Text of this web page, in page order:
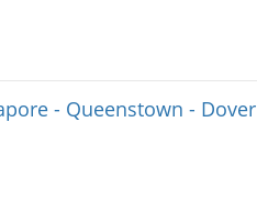
- Queenstown - Dover